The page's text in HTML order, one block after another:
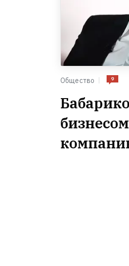
Общество 9